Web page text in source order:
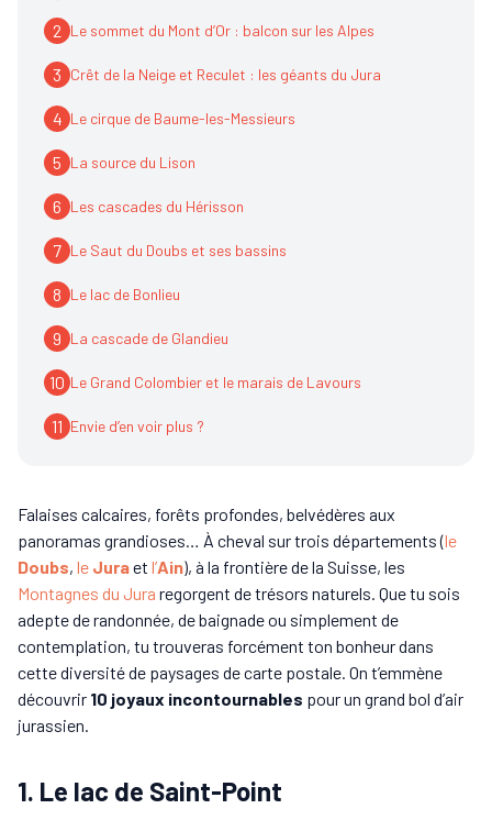
2 Le sommet du Mont d’Or : balcon sur les Alpes
3 Crêt de la Neige et Reculet : les géants du Jura
4 Le cirque de Baume-les-Messieurs
5 La source du Lison
6 Les cascades du Hérisson
7 Le Saut du Doubs et ses bassins
8 Le lac de Bonlieu
9 La cascade de Glandieu
10 Le Grand Colombier et le marais de Lavours
11 Envie d’en voir plus ?
Falaises calcaires, forêts profondes, belvédères aux
panoramas grandioses… À cheval sur trois départements (le
Doubs, le Juraet l’Ain), à la frontière de la Suisse, les
Montagnes du Jura regorgent de trésors naturels. Que tu sois
adepte de randonnée, de baignade ou simplement de
contemplation, tu trouveras forcément ton bonheur dans
cette diversité de paysages de carte postale. On t’emmène
découvrir 10 joyaux incontournables pour un grand bol d’air
jurassien.
1. Le lac de Saint-Point